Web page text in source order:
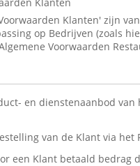
Klanten' zijn
op Bedrijven (zoals
Voorwaarden
en dienstenaanbod
van de Klant via
een Klant betaald bedrag